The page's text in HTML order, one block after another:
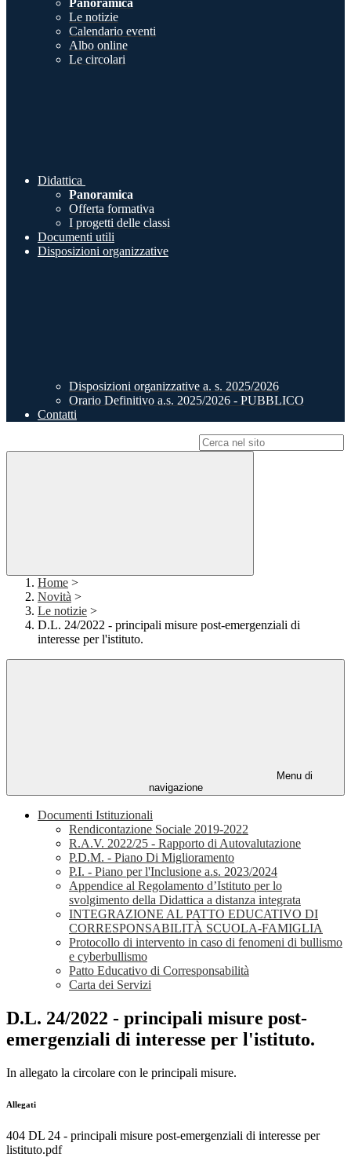
Panoramica
Le notizie
Calendario eventi
Albo online
Le circolari
Didattica
Panoramica
Offerta formativa
I progetti delle classi
Documenti utili
Disposizioni organizzative
Disposizioni organizzative a. s. 2025/2026
Orario Definitivo a.s. 2025/2026 - PUBBLICO
Contatti
Home >
Novità >
Le notizie >
D.L. 24/2022 - principali misure post-emergenziali di
interesse per l'istituto.
Menu di
navigazione
Documenti Istituzionali
Rendicontazione Sociale 2019-2022
R.A.V. 2022/25 - Rapporto di Autovalutazione
P.D.M. - Piano Di Miglioramento
P.I. - Piano per l'Inclusione a.s. 2023/2024
Appendice al Regolamento d’Istituto per lo
svolgimento della Didattica a distanza integrata
INTEGRAZIONE AL PATTO EDUCATIVO DI
CORRESPONSABILITÀ SCUOLA-FAMIGLIA
Protocollo di intervento in caso di fenomeni di bullismo
e cyberbullismo
Patto Educativo di Corresponsabilità
Carta dei Servizi
D.L. 24/2022 - principali misure post-
emergenziali di interesse per l'istituto.
In allegato la circolare con le principali misure.
Allegati
404 DL 24 - principali misure post-emergenziali di interesse per
listituto.pdf